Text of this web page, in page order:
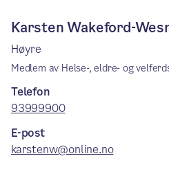
Karsten Wakeford-
Høyre
Medlem av Helse-, eldre- og
Telefon
93999900
E-post
karstenw@online.no